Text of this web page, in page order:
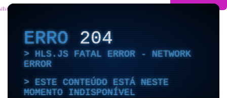
ERRO204
HLS.JS FATAL ERROR - NETWORK
ERROR
ESTE CONTEÚDO ESTÁ NESTE
MOMENTO INDISPONÍVEL